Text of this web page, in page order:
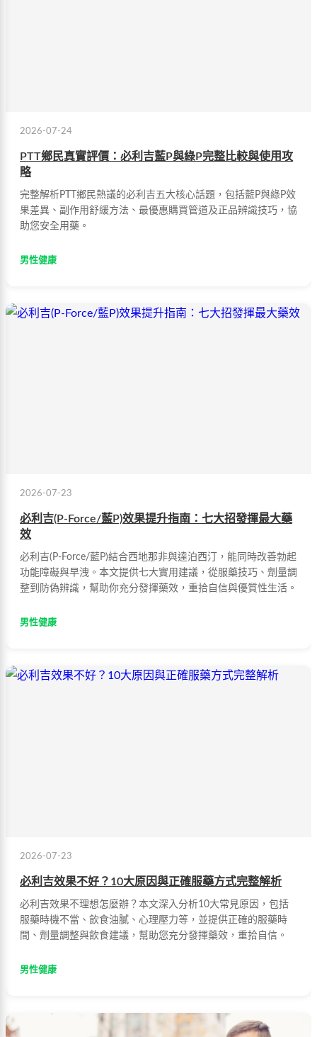
2026-07-24
PTT鄉民真實評價：必利吉藍P與綠P完整比較與使用攻
略
完整解析PTT鄉民熱議的必利吉五大核心話題，包括藍P與綠P效
果差異、副作用舒緩方法、最優惠購買管道及正品辨識技巧，協
助您安全用藥。
男性健康
2026-07-23
必利吉(P-Force/藍P)效果提升指南：七大招發揮最大藥
效
必利吉(P-Force/藍P)結合西地那非與達泊西汀，能同時改善勃起
功能障礙與早洩。本文提供七大實用建議，從服藥技巧、劑量調
整到防偽辨識，幫助你充分發揮藥效，重拾自信與優質性生活。
男性健康
2026-07-23
必利吉效果不好？10大原因與正確服藥方式完整解析
必利吉效果不理想怎麼辦？本文深入分析10大常見原因，包括
服藥時機不當、飲食油膩、心理壓力等，並提供正確的服藥時
間、劑量調整與飲食建議，幫助您充分發揮藥效，重拾自信。
男性健康